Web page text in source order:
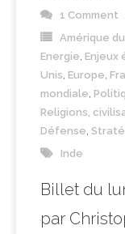
1 Comment
Amérique
Energie, Enjeux
Unis, Europe,
mondiale,
Religions,
Défense,
Inde
Billet du
par